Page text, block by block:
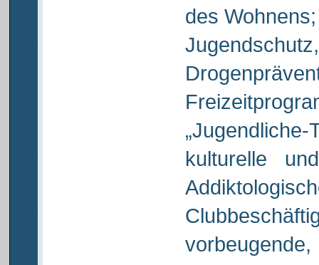
des
„Jugendliche-
kulturelle